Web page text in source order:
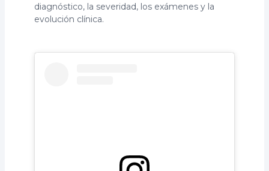
diagnóstico, la severidad, los exámenes y la
evolución clínica.